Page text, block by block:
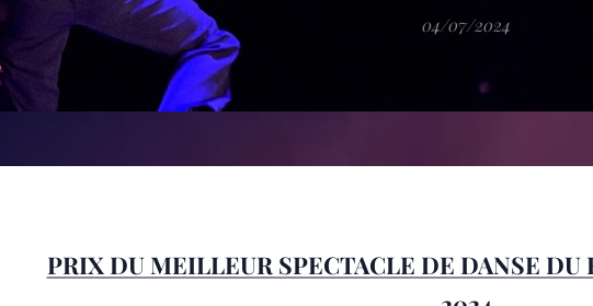
04/07/2024
PRIX DU MEILLEUR SPECTACLE DE DANSE DU